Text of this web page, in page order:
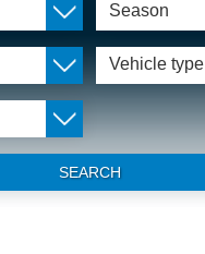
Season
Vehicle type
SEARCH